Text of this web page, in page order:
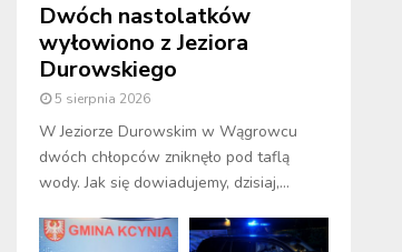
Dwóch nastolatków
wyłowiono z Jeziora
Durowskiego
5 sierpnia 2026
W Jeziorze Durowskim w Wągrowcu
dwóch chłopców zniknęło pod taflą
wody. Jak się dowiadujemy, dzisiaj,...